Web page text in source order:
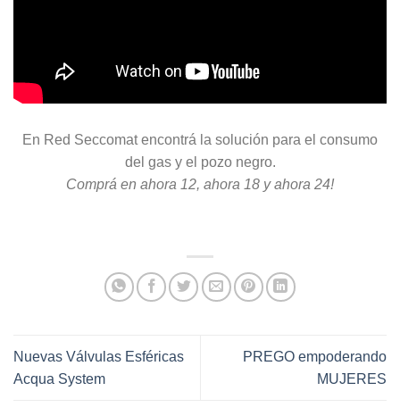
En Red Seccomat encontrá la solución para el consumo
del gas y el pozo negro.
Comprá en ahora 12, ahora 18 y ahora 24!
Nuevas Válvulas Esféricas
Acqua System
PREGO empoderando
MUJERES